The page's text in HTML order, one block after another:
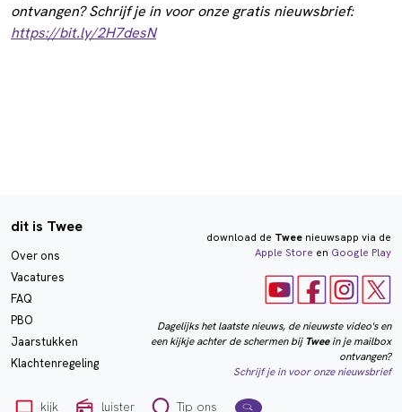
ontvangen? Schrijf je in voor onze gratis nieuwsbrief:
https://bit.ly/2H7desN
dit is Twee
Over ons
Vacatures
FAQ
PBO
Jaarstukken
Klachtenregeling
download de Tweenieuwsapp via de
Apple Store en Google Play
Dagelijks het laatste nieuws, de nieuwste video's en
een kijkje achter de schermen bij Tweein je mailbox
ontvangen?
Schrijf je in voor onze nieuwsbrief
kijk luister Tip ons